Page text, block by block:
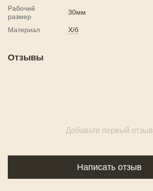
Рабочий
размер
30мм
Материал Х/б
Отзывы
Добавьте первый отзыв
Написать отзыв